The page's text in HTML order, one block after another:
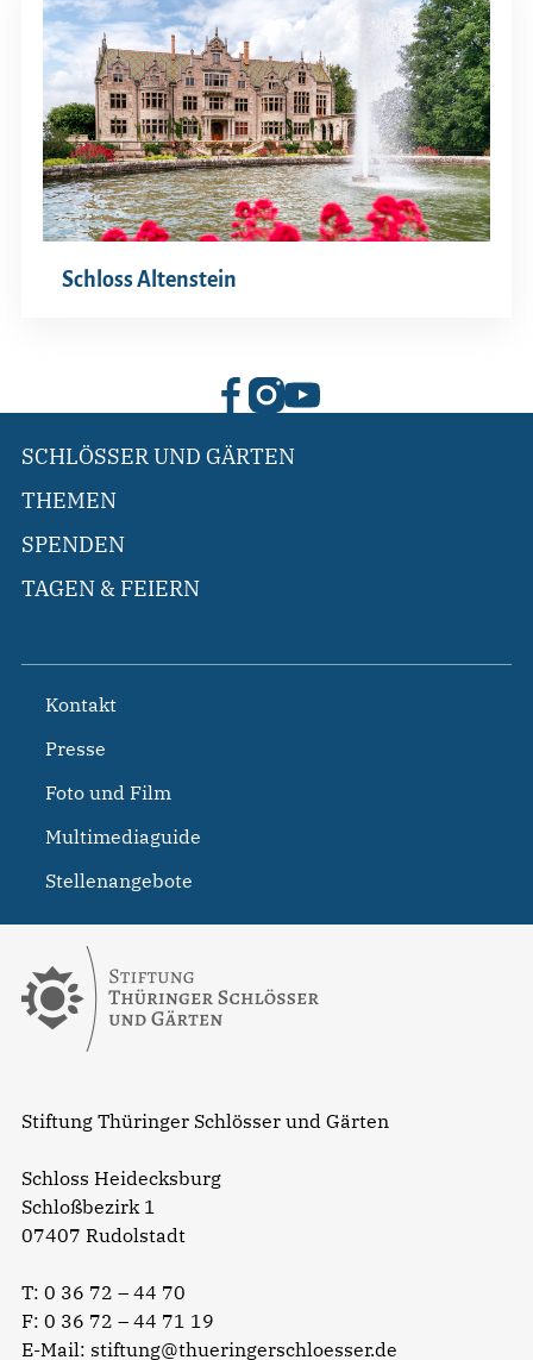
Schloss Altenstein
Stiftung Thüringer Schlösser und Gärten
Schloss Heidecksburg
Schloßbezirk 1
07407 Rudolstadt
T: 0 36 72 – 44 70
F: 0 36 72 – 44 71 19
E-Mail: stiftung@thueringerschloesser.de
SCHLÖSSER UND GÄRTEN
THEMEN
SPENDEN
TAGEN & FEIERN
Kontakt
Presse
Foto und Film
Multimediaguide
Stellenangebote